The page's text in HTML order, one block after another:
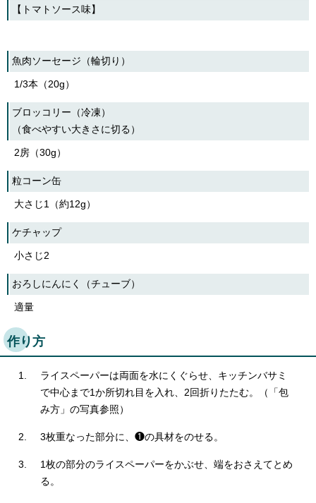
【トマトソース味】
魚肉ソーセージ（輪切り）
1/3本（20g）
ブロッコリー（冷凍）
（食べやすい大きさに切る）
2房（30g）
粒コーン缶
大さじ1（約12g）
ケチャップ
小さじ2
おろしにんにく（チューブ）
適量
作り方
ライスペーパーは両面を水にくぐらせ、キッチンバサミ
で中心まで1か所切れ目を入れ、2回折りたたむ。（「包
み方」の写真参照）
3枚重なった部分に、❶の具材をのせる。
1枚の部分のライスペーパーをかぶせ、端をおさえてとめ
る。